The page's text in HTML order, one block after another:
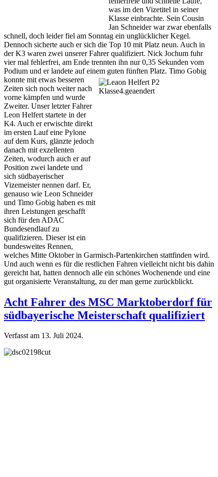
was im den Vizetitel in seiner
Klasse einbrachte. Sein Cousin
Jan Schneider war zwar ebenfalls
schnell, doch leider fiel am Sonntag ein unglücklicher Kegel.
Dennoch sicherte auch er sich die Top 10 mit Platz neun. Auch in
der K3 waren zwei unserer Fahrer qualifiziert. Nick Jochum fuhr
vier mal fehlerfrei, am Ende trennten ihn nur 0,35 Sekunden vom
Podium und er landete auf einem guten fünften Platz. Timo Gobig
konnte mit etwas besseren
Zeiten sich noch weiter nach
vorne kämpfen und wurde
Zweiter. Unser letzter Fahrer
Leon Helfert startete in der
K4. Auch er erwischte direkt
im ersten Lauf eine Pylone
auf dem Kurs, glänzte jedoch
danach mit exzellenten
Zeiten, wodurch auch er auf
Position zwei landete und
sich südbayerischer
Vizemeister nennen darf. Er,
genauso wie Leon Schneider
und Timo Gobig haben es mit
ihren Leistungen geschafft
sich für den ADAC
Bundesendlauf zu
qualifizieren. Dieser ist ein
bundesweites Rennen,
welches Mitte Oktober in Garmisch-Partenkirchen stattfinden wird.
Und auch wenn es für die restlichen Fahren vielleicht nicht bis dahin
gereicht hat, hatten dennoch alle ein schönes Wochenende und eine
gut organisierte Veranstaltung, zu der man gerne zurückblickt.
Acht Fahrer des MSC Marktoberdorf für
südbayerische Meisterschaft qualifiziert
Verfasst am 13. Juli 2024.